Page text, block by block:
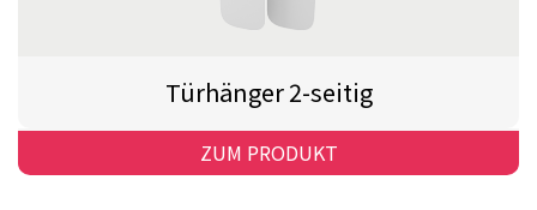
Türhänger 2-seitig
ZUM PRODUKT